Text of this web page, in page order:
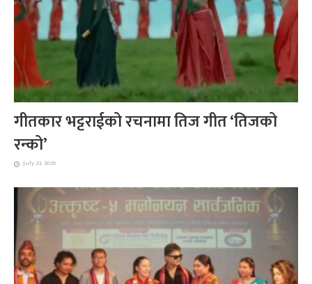
गीतकार भट्टराईको रचनामा तिज गीत ‘तिजको
रन्को’
July 23, 2026